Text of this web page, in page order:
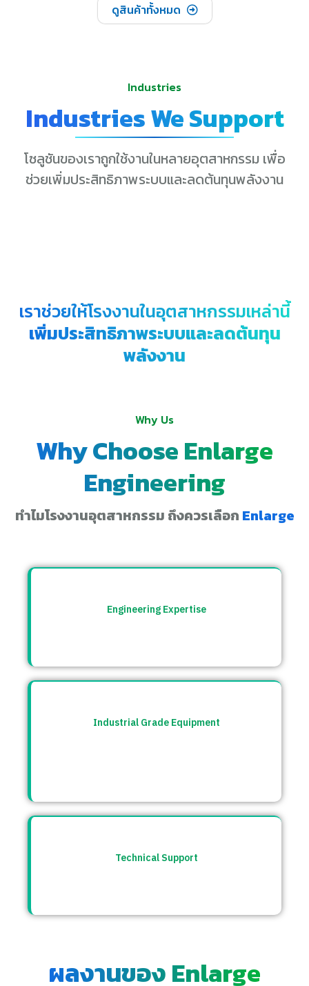
ดูสินค้าทั้งหมด
Industries
Industries We Support
โซลูชันของเราถูกใช้งานในหลายอุตสาหกรรม เพื่อ
ช่วยเพิ่มประสิทธิภาพระบบและลดต้นทุนพลังงาน
เราช่วยให้โรงงานในอุตสาหกรรมเหล่านี้
เพิ่มประสิทธิภาพระบบและลดต้นทุน
พลังงาน
Why Us
Why Choose Enlarge
Engineering
ทำไมโรงงานอุตสาหกรรม ถึงควรเลือก Enlarge
Engineering Expertise
Industrial Grade Equipment
Technical Support
ผลงานของ Enlarge